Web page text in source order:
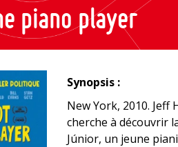
piano player
Synopsis :
New York, 2010.
cherche à découvrir
Júnior, un jeune